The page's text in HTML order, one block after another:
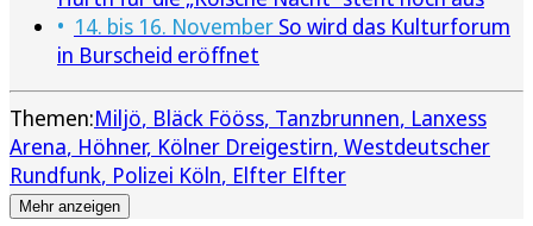
14. bis 16. November So wird das Kulturforum
in Burscheid eröffnet
Themen:Miljö Bläck Fööss Tanzbrunnen Lanxess
Arena Höhner Kölner Dreigestirn Westdeutscher
Rundfunk Polizei Köln Elfter Elfter
Mehr anzeigen